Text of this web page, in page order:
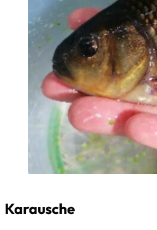
Karausche